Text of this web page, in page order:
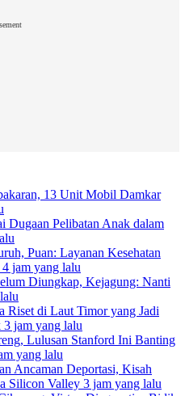
13 Unit Mobil Damkar
Dugaan Pelibatan Anak dalam
Puan: Layanan Kesehatan
4 jam yang lalu
Diungkap, Kejagung: Nanti
Riset di Laut Timor yang Jadi
3 jam yang lalu
Lulusan Stanford Ini Banting
yang lalu
Ancaman Deportasi, Kisah
Silicon Valley 3 jam yang lalu